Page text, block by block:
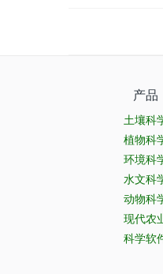
产品
土壤科
植物科
环境科
水文科
动物科
现代农
科学软